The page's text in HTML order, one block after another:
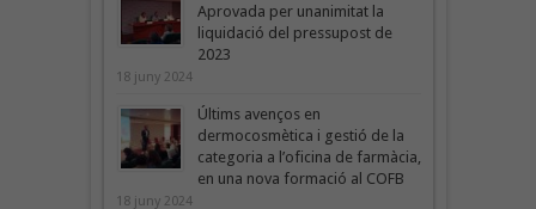
Aprovada per unanimitat la
liquidació del pressupost de
2023
18 juny 2024
Últims avenços en
dermocosmètica i gestió de la
categoria a l’oficina de farmàcia,
en una nova formació al COFB
18 juny 2024